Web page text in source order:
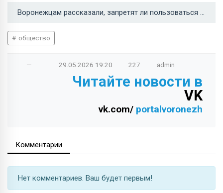
Воронежцам рассказали, запретят ли пользоваться телефоном у заправки с 1 июня →
общество
— 29.05.2026 19:20 227 admin
Читайте новости в
VK
vk.com/ portalvoronezh
Комментарии
Нет комментариев. Ваш будет первым!